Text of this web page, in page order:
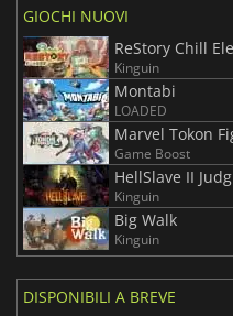
GIOCHI NUOVI
ReStory Chill
Kinguin
Montabi
LOADED
Marvel Tokon
Game Boost
HellSlave II
Kinguin
Big Walk
Kinguin
DISPONIBILI A BREVE